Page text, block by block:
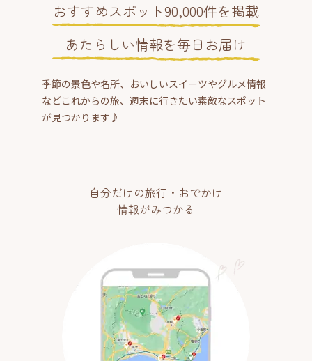
おすすめスポット90,000件を掲載
あたらしい情報を毎日お届け
季節の景色や名所、おいしいスイーツやグルメ情報
などこれからの旅、週末に行きたい素敵なスポット
が見つかります♪
自分だけの旅行・おでかけ
情報がみつかる